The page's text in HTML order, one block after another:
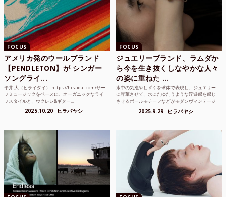
FOCUS
アメリカ発のウールブランド
【PENDLETON】が シンガー
ソングライ...
平井 大（ヒライダイ） https://hiraidai.com/サー
フミュージックをベースに、オーガニックなライ
フスタイルと、ウクレレ&ギター...
2025.10.20 ヒラバヤシ
FOCUS
ジュエリーブランド、ラムダか
ら今を生き抜くしなやかな人々
の姿に重ねた ...
水中の気泡やしずくを球体で表現し、ジュエリー
に昇華させて、水にたゆたうような浮遊感を感じ
させるボールモチーフなどがモダンヴィンテージ
2025.9.29 ヒラバヤシ